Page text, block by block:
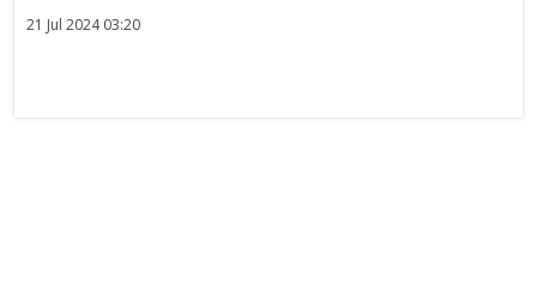
21 Jul 2024 03:20